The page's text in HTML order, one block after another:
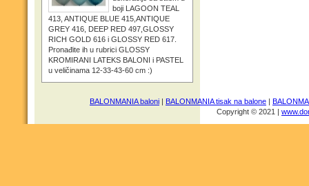
boji LAGOON TEAL
413, ANTIQUE BLUE 415,ANTIQUE
GREY 416, DEEP RED 497,GLOSSY
RICH GOLD 616 i GLOSSY RED 617.
Pronađite ih u rubrici GLOSSY
KROMIRANI LATEKS BALONI i PASTEL
u veličinama 12-33-43-60 cm :)
BALONMANIA baloni | BALONMANIA tisak na balone |
Copyright © 2021 |